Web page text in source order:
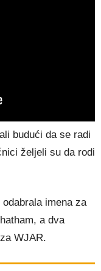
budući da se radi
željeli su da rodi
imena za
a dva
WJAR.